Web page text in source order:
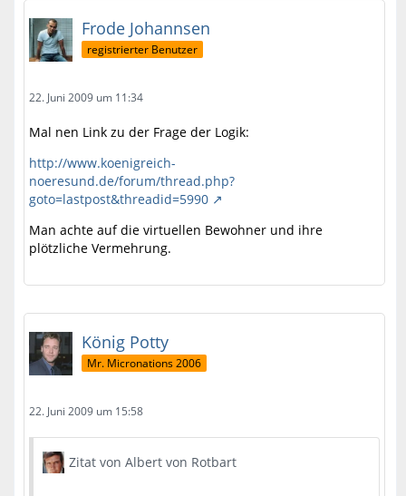
Frode Johannsen
registrierter Benutzer
22. Juni 2009 um 11:34
Mal nen Link zu der Frage der Logik:
http://www.koenigreich-
noeresund.de/forum/thread.php?
goto=lastpost&threadid=5990
Man achte auf die virtuellen Bewohner und ihre
plötzliche Vermehrung.
König Potty
Mr. Micronations 2006
22. Juni 2009 um 15:58
Zitat von Albert von Rotbart